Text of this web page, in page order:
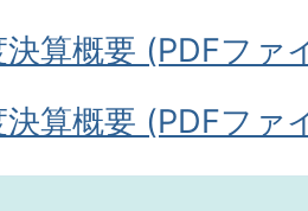
算概要 (PDFファ
算概要 (PDFファ